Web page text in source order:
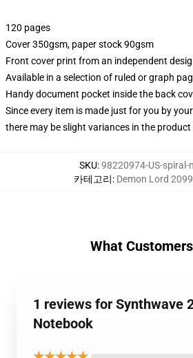
120 pages
Cover 350gsm, paper stock 90gsm
Front cover print from an independent
Available in a selection of ruled or graph
Handy document pocket inside the back
Since every item is made just for you by
there may be slight variances in the product
SKU:98220974-US-spiral-
카테고리: Demon Lord
What
1 reviews for Synthwave
Notebook